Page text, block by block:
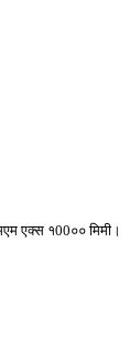
एक्स १00०० मिमी।